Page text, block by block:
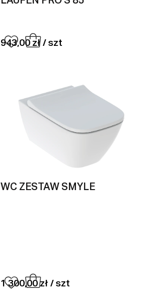
943,00 zł / szt
WC ZESTAW SMYLE
1 300,00 zł / szt